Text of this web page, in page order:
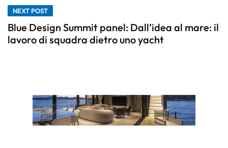
NEXT POST
Blue Design Summit panel: Dall’idea al mare: il
lavoro di squadra dietro uno yacht